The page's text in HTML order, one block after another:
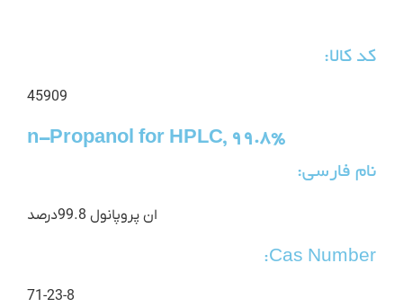
کد کالا:
45909
n-Propanol for HPLC, 99.8%
نام فارسی:
ان پروپانول 99.8درصد
Cas Number:
71-23-8